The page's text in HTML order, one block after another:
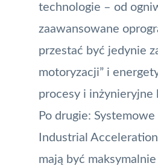
technologie – od
zaawansowane
przestać być jedynie
motoryzacji” i
procesy i inżynieryjne
Po drugie:
Industrial
mają być